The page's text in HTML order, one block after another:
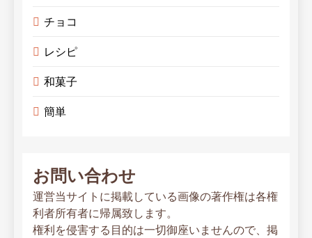
チョコ
レシピ
和菓子
簡単
お問い合わせ
運営当サイトに掲載している画像の著作権は各権
利者所有者に帰属致します。
権利を侵害する目的は一切御座いませんので、掲